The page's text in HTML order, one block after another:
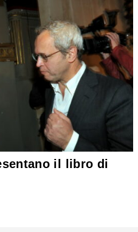
il libro di